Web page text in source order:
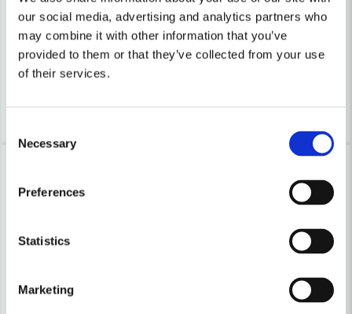
our social media, advertising and analytics partners who
may combine it with other information that you’ve
provided to them or that they’ve collected from your use
of their services.
Selection
Necessary
Preferences
Statistics
Marketing
Weber 17688 Rengöringssvamp (2-P)
59,95 kr
52 kr
Finns i Webblager
Thermapen ONE
1 250 kr
889 kr